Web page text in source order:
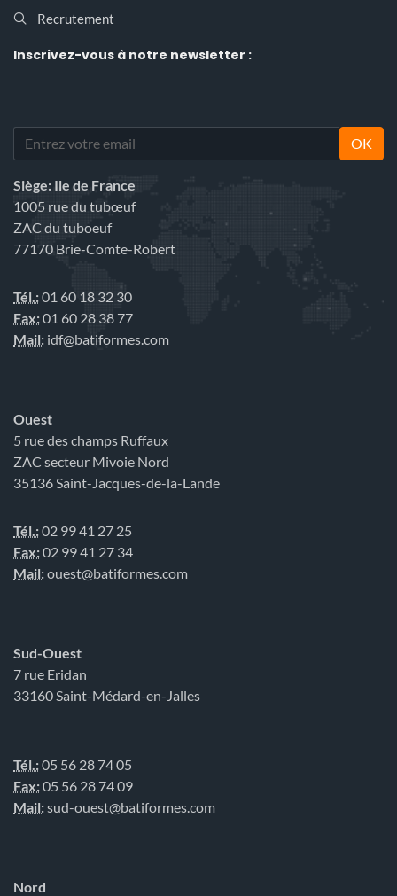
Recrutement
Inscrivez-vous à notre newsletter :
OK
Siège: Ile de France
1005 rue du tubœuf
ZAC du tuboeuf
77170 Brie-Comte-Robert
Tél.:01 60 18 32 30
Fax:01 60 28 38 77
Mail: idf@batiformes.com
Ouest
5 rue des champs Ruffaux
ZAC secteur Mivoie Nord
35136 Saint-Jacques-de-la-Lande
Tél.:02 99 41 27 25
Fax:02 99 41 27 34
Mail:ouest@batiformes.com
Sud-Ouest
7 rue Eridan
33160 Saint-Médard-en-Jalles
Tél.:05 56 28 74 05
Fax:05 56 28 74 09
Mail:sud-ouest@batiformes.com
Nord